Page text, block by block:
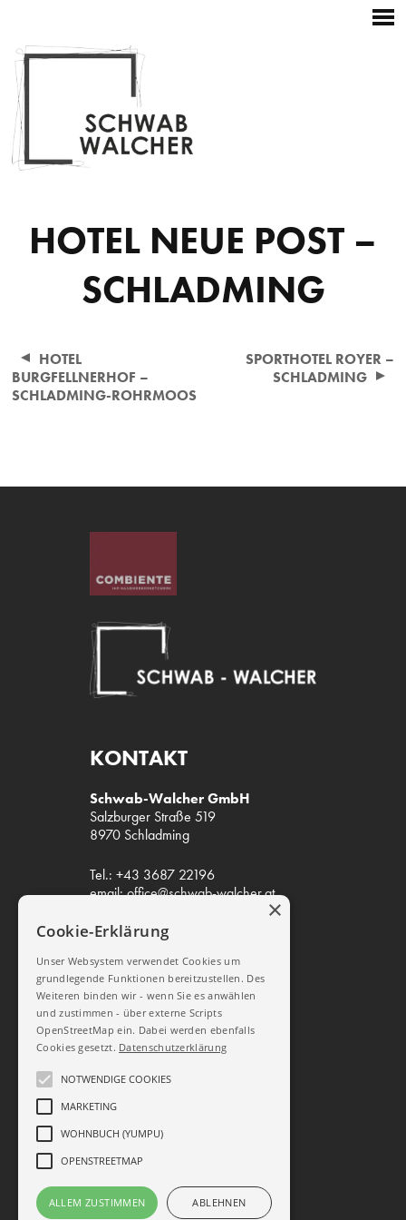
content
HOTEL NEUE POST –
SCHLADMING
Beitragsnavigation
SPORTHOTEL ROYER –
SCHLADMING
HOTEL
BURGFELLNERHOF –
SCHLADMING-ROHRMOOS
KONTAKT
Schwab-Walcher GmbH
Salzburger Straße 519
8970 Schladming
Tel.: +43 3687 22196
email:office@schwab-walcher.at
Mo-Do 08.00 – 12.00 / 14.00 –
Freitag 08.00 – 12.00 / 14.00 –
17.00
SOCIAL MEDIA
schwab_walcher
Datenschutz
Cookie-Erklärung
Unser Websystem verwendet Cookies um
grundlegende Funktionen bereitzustellen. Des
Weiteren binden wir - wenn Sie es anwählen
und zustimmen - über externe Scripts
OpenStreetMap ein. Dabei werden ebenfalls
Cookies gesetzt. Datenschutzerklärung
NOTWENDIGE COOKIES
MARKETING
WOHNBUCH (YUMPU)
OPENSTREETMAP
ALLEM ZUSTIMMEN ABLEHNEN
×